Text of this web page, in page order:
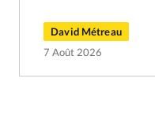
David Métreau
7 Août 2026